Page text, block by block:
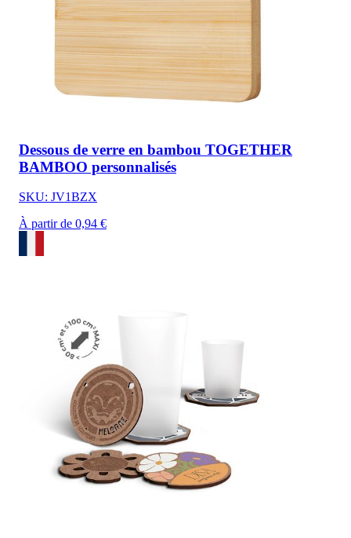
Dessous de verre en bambou TOGETHER
BAMBOO personnalisés
SKU: JV1BZX
À partir de 0,94 €